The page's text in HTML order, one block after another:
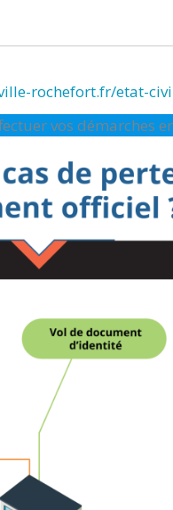
rochefort.fr/etat-
vos démarches